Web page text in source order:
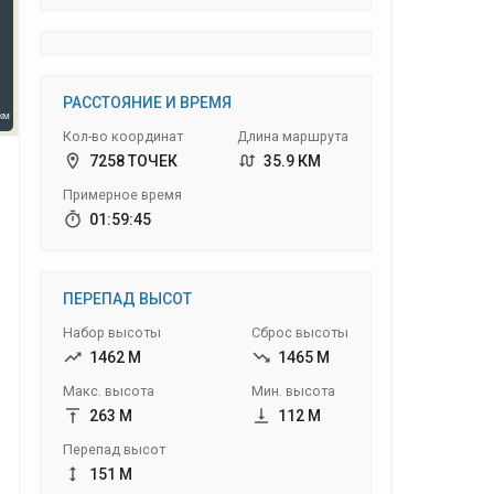
РАССТОЯНИЕ И ВРЕМЯ
Кол-во координат
7258 ТОЧЕК
Примерное время
01:59:45
Длина маршрута
35.9 КМ
ПЕРЕПАД ВЫСОТ
Набор высоты
1462 М
Макс. высота
263 М
Перепад высот
151 М
Сброс высоты
1465 М
Мин. высота
112 М